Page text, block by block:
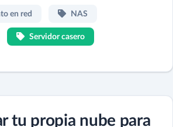
en red NAS
Servidor casero
tu propia nube para